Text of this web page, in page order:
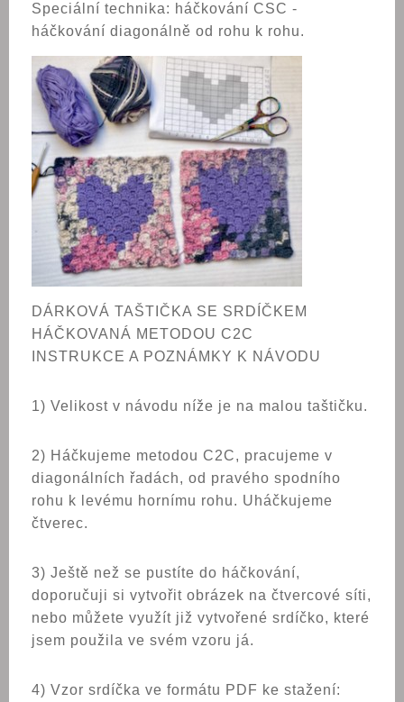
Speciální technika: háčkování CSC -
háčkování diagonálně od rohu k rohu.
DÁRKOVÁ TAŠTIČKA SE SRDÍČKEM
HÁČKOVANÁ METODOU C2C
INSTRUKCE A POZNÁMKY K NÁVODU
1) Velikost v návodu níže je na malou taštičku.
2) Háčkujeme metodou C2C, pracujeme v
diagonálních řadách, od pravého spodního
rohu k levému hornímu rohu. Uháčkujeme
čtverec.
3) Ještě než se pustíte do háčkování,
doporučuji si vytvořit obrázek na čtvercové síti,
nebo můžete využít již vytvořené srdíčko, které
jsem použila ve svém vzoru já.
4) Vzor srdíčka ve formátu PDF ke stažení: